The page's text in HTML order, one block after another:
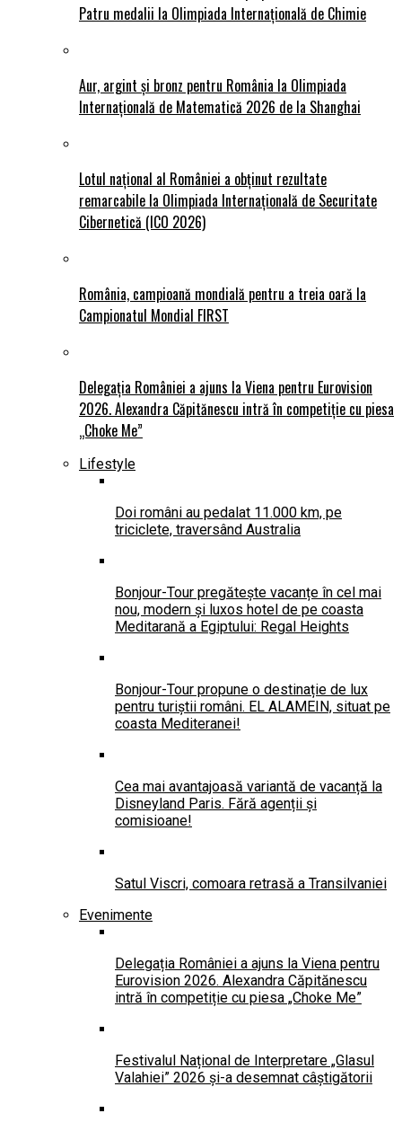
Patru medalii la Olimpiada Internațională de Chimie
Aur, argint și bronz pentru România la Olimpiada
Internațională de Matematică 2026 de la Shanghai
Lotul național al României a obținut rezultate
remarcabile la Olimpiada Internațională de Securitate
Cibernetică (ICO 2026)
România, campioană mondială pentru a treia oară la
Campionatul Mondial FIRST
Delegația României a ajuns la Viena pentru Eurovision
2026. Alexandra Căpitănescu intră în competiție cu piesa
„Choke Me”
Lifestyle
Doi români au pedalat 11.000 km, pe
triciclete, traversând Australia
Bonjour-Tour pregătește vacanțe în cel mai
nou, modern și luxos hotel de pe coasta
Meditarană a Egiptului: Regal Heights
Bonjour-Tour propune o destinație de lux
pentru turiștii români. EL ALAMEIN, situat pe
coasta Mediteranei!
Cea mai avantajoasă variantă de vacanță la
Disneyland Paris. Fără agenții și
comisioane!
Satul Viscri, comoara retrasă a Transilvaniei
Evenimente
Delegația României a ajuns la Viena pentru
Eurovision 2026. Alexandra Căpitănescu
intră în competiție cu piesa „Choke Me”
Festivalul Național de Interpretare „Glasul
Valahiei” 2026 și-a desemnat câștigătorii